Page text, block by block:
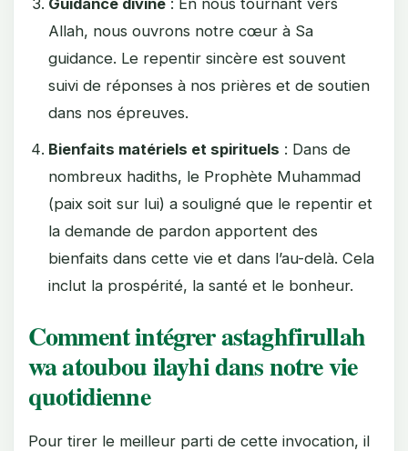
Allah, nous ouvrons notre cœur à Sa
guidance. Le repentir sincère est souvent
suivi de réponses à nos prières et de soutien
dans nos épreuves.
Bienfaits matériels et spirituels : Dans de
nombreux hadiths, le Prophète Muhammad
(paix soit sur lui) a souligné que le repentir et
la demande de pardon apportent des
bienfaits dans cette vie et dans l’au-delà. Cela
inclut la prospérité, la santé et le bonheur.
Comment intégrer astaghfirullah
wa atoubou ilayhi dans notre vie
quotidienne
Pour tirer le meilleur parti de cette invocation, il